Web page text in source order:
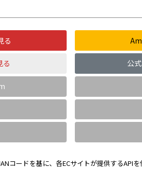
る
る 公
コードを基に、各ECサイトが提供するAPI